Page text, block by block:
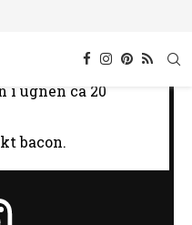
citronskal. Häll
i ugnen ca 20
bacon.